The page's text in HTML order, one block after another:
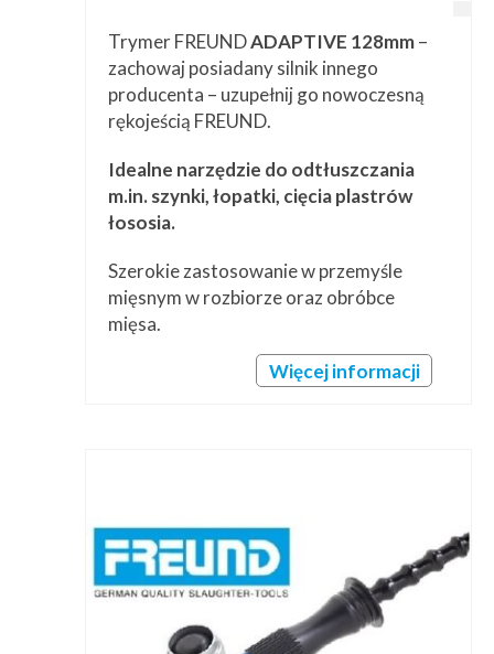
Trymer FREUNDADAPTIVE 128mm–
zachowaj posiadany silnik innego
producenta – uzupełnij go nowoczesną
rękojeścią FREUND.
Idealne narzędzie do odtłuszczania
m.in. szynki, łopatki, cięcia plastrów
łososia.
Szerokie zastosowanie w przemyśle
mięsnym w rozbiorze oraz obróbce
mięsa.
Więcej informacji